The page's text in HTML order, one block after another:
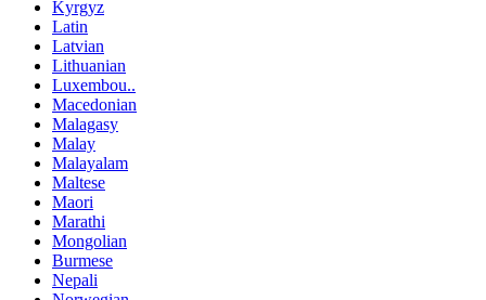
Kyrgyz
Latin
Latvian
Lithuanian
Luxembou..
Macedonian
Malagasy
Malay
Malayalam
Maltese
Maori
Marathi
Mongolian
Burmese
Nepali